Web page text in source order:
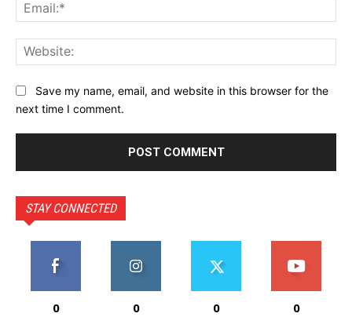
Save my name, email, and website in this browser for the
next time I comment.
STAY CONNECTED
0 0 0 0